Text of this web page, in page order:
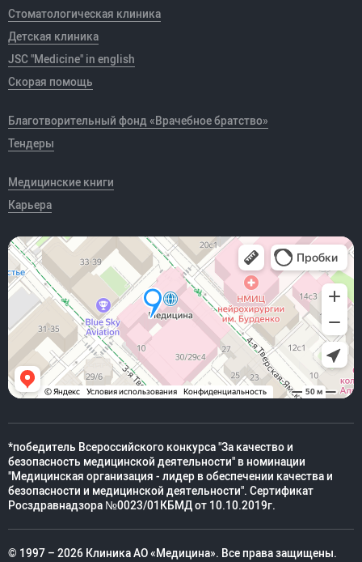
Стоматологическая клиника
Детская клиника
JSC "Medicine" in english
Скорая помощь
Благотворительный фонд «Врачебное братство»
Тендеры
Медицинские книги
Карьера
*победитель Всероссийского конкурса "За качество и
безопасность медицинской деятельности" в номинации
"Медицинская организация - лидер в обеспечении качества и
безопасности и медицинской деятельности". Сертификат
Росздравнадзора №0023/01КБМД от 10.10.2019г.
© 1997 – 2026 Клиника АО «Медицина». Все права защищены.